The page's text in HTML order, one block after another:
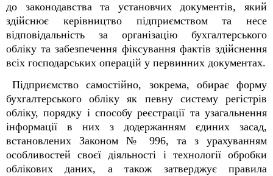
до законодавства та установчих документів, який
здійснює керівництво підприємством та несе
відповідальність за організацію бухгалтерського
обліку та забезпечення фіксування фактів здійснення
всіх господарських операцій у первинних документах.
Підприємство самостійно, зокрема, обирає форму
бухгалтерського обліку як певну систему регістрів
обліку, порядку і способу реєстрації та узагальнення
інформації в них з додержанням єдиних засад,
встановлених Законом № 996, та з урахуванням
особливостей своєї діяльності і технології обробки
облікових даних, а також затверджує правила